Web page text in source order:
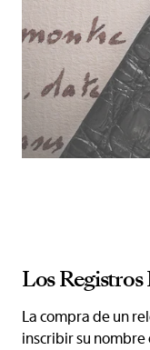
Los
La compra de un
inscribir su nombre